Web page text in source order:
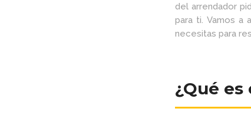
del arrendador
para ti. Vamos a
necesitas para
¿Qué es